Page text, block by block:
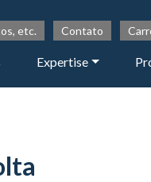
etc. Contato
Expertise